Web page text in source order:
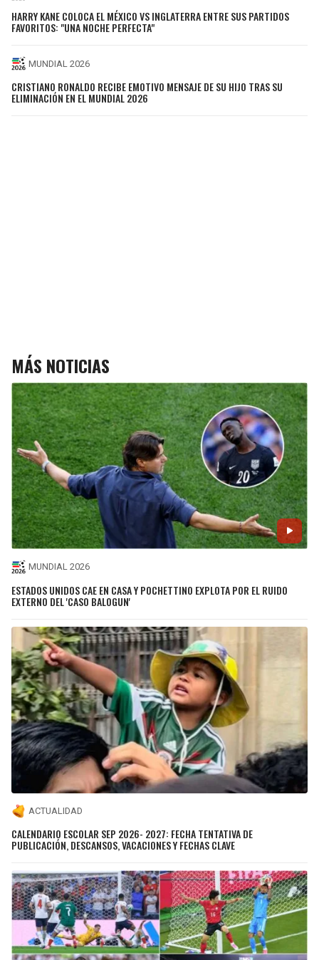
HARRY KANE COLOCA EL MÉXICO VS INGLATERRA ENTRE SUS PARTIDOS
FAVORITOS: "UNA NOCHE PERFECTA"
MUNDIAL 2026
CRISTIANO RONALDO RECIBE EMOTIVO MENSAJE DE SU HIJO TRAS SU
ELIMINACIÓN EN EL MUNDIAL 2026
MÁS NOTICIAS
MUNDIAL 2026
ESTADOS UNIDOS CAE EN CASA Y POCHETTINO EXPLOTA POR EL RUIDO
EXTERNO DEL 'CASO BALOGUN'
ACTUALIDAD
CALENDARIO ESCOLAR SEP 2026- 2027: FECHA TENTATIVA DE
PUBLICACIÓN, DESCANSOS, VACACIONES Y FECHAS CLAVE